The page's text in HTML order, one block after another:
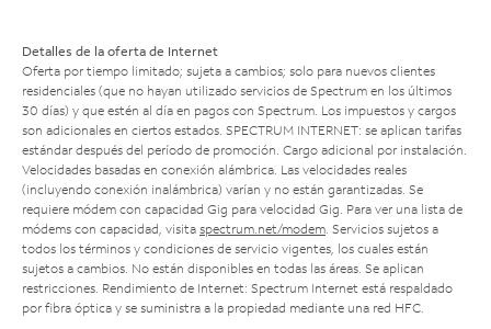
Detalles de la oferta de Internet
Oferta por tiempo limitado; sujeta a cambios; solo para nuevos clientes
residenciales (que no hayan utilizado servicios de Spectrum en los últimos
30 días) y que estén al día en pagos con Spectrum. Los impuestos y cargos
son adicionales en ciertos estados. SPECTRUM INTERNET: se aplican tarifas
estándar después del período de promoción. Cargo adicional por instalación.
Velocidades basadas en conexión alámbrica. Las velocidades reales
(incluyendo conexión inalámbrica) varían y no están garantizadas. Se
requiere módem con capacidad Gig para velocidad Gig. Para ver una lista de
módems con capacidad, visita spectrum.net/modem . Servicios sujetos a
todos los términos y condiciones de servicio vigentes, los cuales están
sujetos a cambios. No están disponibles en todas las áreas. Se aplican
restricciones. Rendimiento de Internet: Spectrum Internet está respaldado
por fibra óptica y se suministra a la propiedad mediante una red HFC.